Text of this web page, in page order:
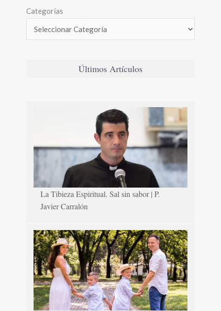
Categorías
Últimos Artículos
La Tibieza Espiritual. Sal sin sabor | P.
Javier Carralón